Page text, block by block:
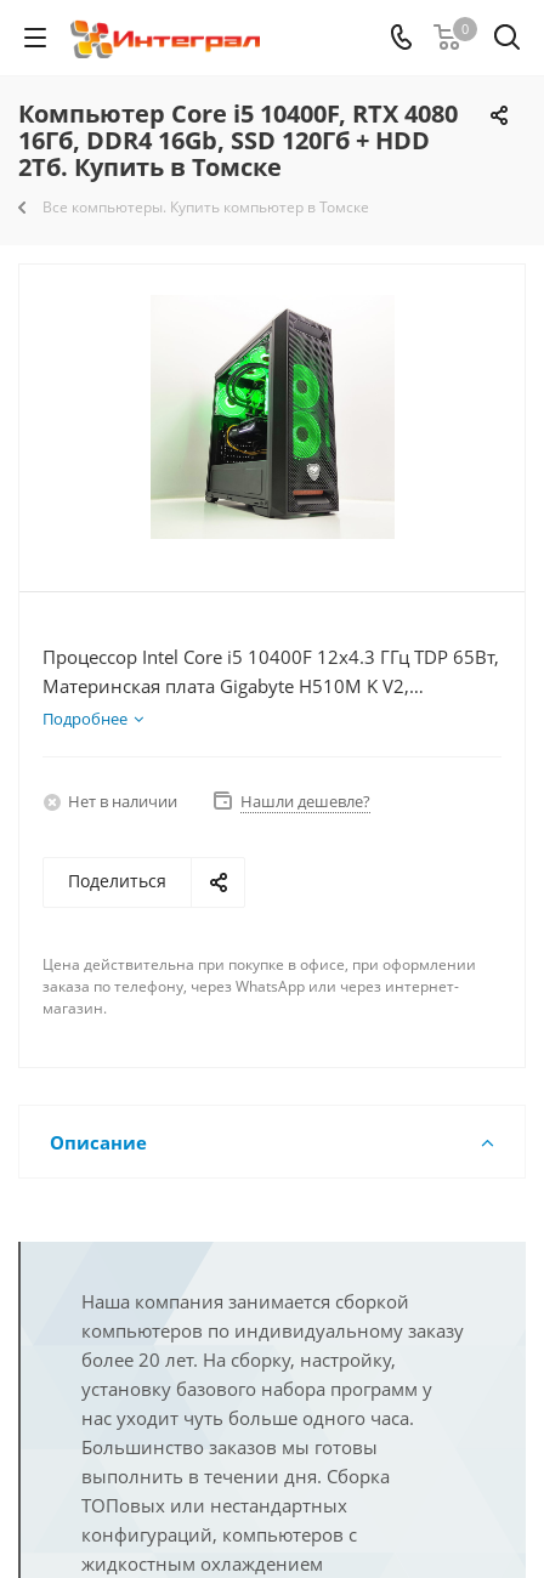
0
Компьютер Core i5 10400F, RTX 4080
16Гб, DDR4 16Gb, SSD 120Гб + HDD
2Тб. Купить в Томске
Все компьютеры. Купить компьютер в Томске
Процессор Intel Core i5 10400F 12x4.3 ГГц TDP 65Вт,
Материнская плата Gigabyte H510M K V2,
Видеокарта RTX 4080 16Гб, Память DDR4 16Gb,
Подробнее
Нет в наличии Нашли дешевле?
Поделиться
Цена действительна при покупке в офисе, при оформлении
заказа по телефону, через WhatsApp или через интернет-
магазин.
Описание
Наша компания занимается сборкой
компьютеров по индивидуальному заказу
более 20 лет. На сборку, настройку,
установку базового набора программ у
нас уходит чуть больше одного часа.
Большинство заказов мы готовы
выполнить в течении дня. Сборка
ТОПовых или нестандартных
конфигураций, компьютеров с
жидкостным охлаждением